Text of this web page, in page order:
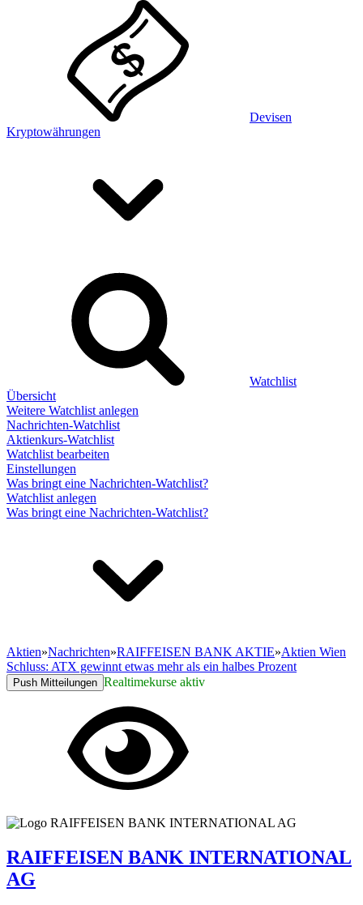
Devisen
Kryptowährungen
Watchlist
Übersicht
Weitere Watchlist anlegen
Nachrichten-Watchlist
Aktienkurs-Watchlist
Watchlist bearbeiten
Einstellungen
Was bringt eine Nachrichten-Watchlist?
Watchlist anlegen
Was bringt eine Nachrichten-Watchlist?
Aktien»Nachrichten»RAIFFEISEN BANK AKTIE»Aktien Wien
Schluss: ATX gewinnt etwas mehr als ein halbes Prozent
Push Mitteilungen Realtimekurse aktiv
RAIFFEISEN BANK INTERNATIONAL
AG